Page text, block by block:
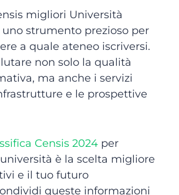
migliori Università
strumento prezioso per
a quale ateneo iscriversi.
non solo la qualità
ma anche i servizi
e le prospettive
Censis 2024 per
è la scelta migliore
e il tuo futuro
queste informazioni